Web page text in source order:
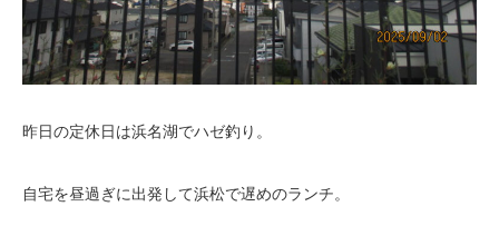
昨日の定休日は浜名湖でハゼ釣り。
自宅を昼過ぎに出発して浜松で遅めのランチ。